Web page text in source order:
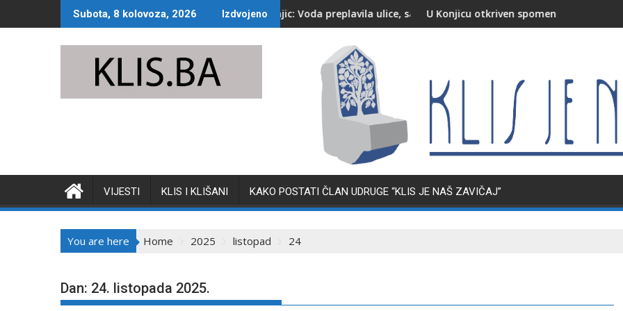
to
Subota, 8 kolovoza, 2026 Izdvojeno
Jako nevrijeme pogodilo Konjic: Voda preplavila ulice, saobraćaj otežanU Konjicu otkriven spomenik poginulim i nestalim
VIJESTI KLIS I KLIŠANI KAKO POSTATI ČLAN UDRUGE “KLIS JE NAŠ ZAVIČAJ”
You are here Home 2025 listopad 24
Dan: 24. listopada 2025.